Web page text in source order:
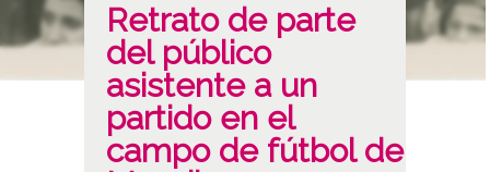
Retrato de parte
del público
asistente a un
partido en el
campo de fútbol de